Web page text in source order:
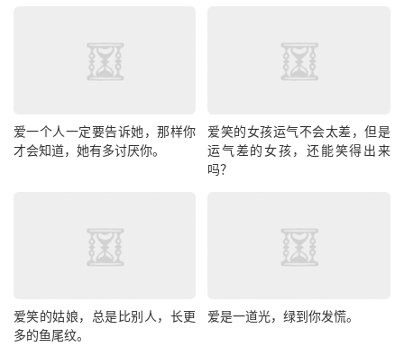
爱一个人一定要告诉她，那样你
才会知道，她有多讨厌你。
爱笑的女孩运气不会太差，但是
运气差的女孩，还能笑得出来
吗？
爱笑的姑娘，总是比别人，长更
多的鱼尾纹。
爱是一道光，绿到你发慌。